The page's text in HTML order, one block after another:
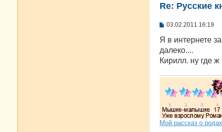
Re: Русские
С
о
щ
е
03.02.2011 16:19
Я в интернете
далеко....
Кирилл. ну где
Мой рассказ о родах